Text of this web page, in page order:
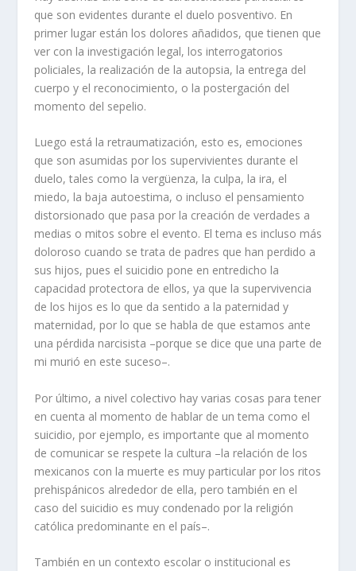
que son evidentes durante el duelo posventivo. En
primer lugar están los dolores añadidos, que tienen que
ver con la investigación legal, los interrogatorios
policiales, la realización de la autopsia, la entrega del
cuerpo y el reconocimiento, o la postergación del
momento del sepelio.
Luego está la retraumatización, esto es, emociones
que son asumidas por los supervivientes durante el
duelo, tales como la vergüenza, la culpa, la ira, el
miedo, la baja autoestima, o incluso el pensamiento
distorsionado que pasa por la creación de verdades a
medias o mitos sobre el evento. El tema es incluso más
doloroso cuando se trata de padres que han perdido a
sus hijos, pues el suicidio pone en entredicho la
capacidad protectora de ellos, ya que la supervivencia
de los hijos es lo que da sentido a la paternidad y
maternidad, por lo que se habla de que estamos ante
una pérdida narcisista –porque se dice que una parte de
mi murió en este suceso–.
Por último, a nivel colectivo hay varias cosas para tener
en cuenta al momento de hablar de un tema como el
suicidio, por ejemplo, es importante que al momento
de comunicar se respete la cultura –la relación de los
mexicanos con la muerte es muy particular por los ritos
prehispánicos alrededor de ella, pero también en el
caso del suicidio es muy condenado por la religión
católica predominante en el país–.
También en un contexto escolar o institucional es